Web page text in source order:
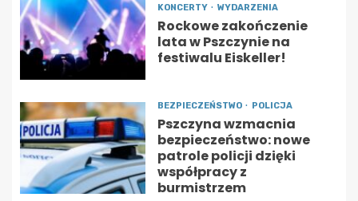
KONCERTY WYDARZENIA
Rockowe zakończenie
lata w Pszczynie na
festiwalu Eiskeller!
BEZPIECZEŃSTWO POLICJA
Pszczyna wzmacnia
bezpieczeństwo: nowe
patrole policji dzięki
współpracy z
burmistrzem